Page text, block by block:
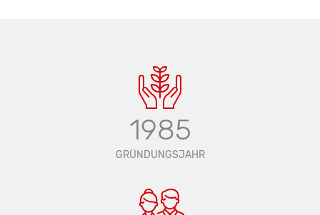
1985
GRÜNDUNGSJAHR